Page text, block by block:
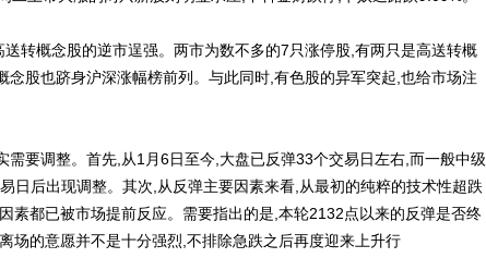
概念股的逆市逞强。两市为数不多的7只涨停股,有两只是高送转概
念股也跻身沪深涨幅榜前列。与此同时,有色股的异军突起,也给市场注
要调整。首先,从1月6日至今,大盘已反弹33个交易日左右,而一般中级
日后出现调整。其次,从反弹主要因素来看,从最初的纯粹的技术性超跌
素都已被市场提前反应。需要指出的是,本轮2132点以来的反弹是否终
场的意愿并不是十分强烈,不排除急跌之后再度迎来上升行